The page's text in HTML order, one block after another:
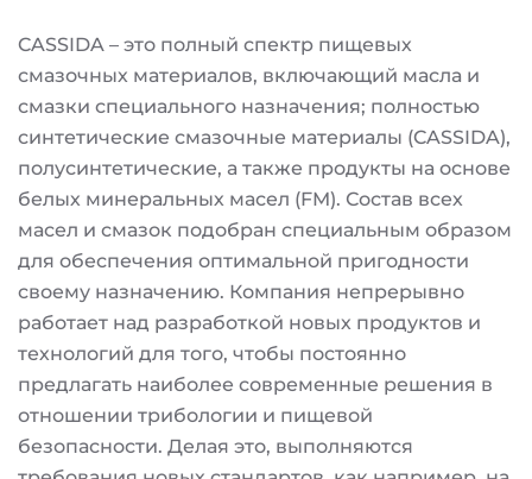
CASSIDA – это полный спектр пищевых
смазочных материалов, включающий масла и
смазки специального назначения; полностью
синтетические смазочные материалы (CASSIDA),
полусинтетические, а также продукты на основе
белых минеральных масел (FM). Состав всех
масел и смазок подобран специальным образом
для обеспечения оптимальной пригодности
своему назначению. Компания непрерывно
работает над разработкой новых продуктов и
технологий для того, чтобы постоянно
предлагать наиболее современные решения в
отношении трибологии и пищевой
безопасности. Делая это, выполняются